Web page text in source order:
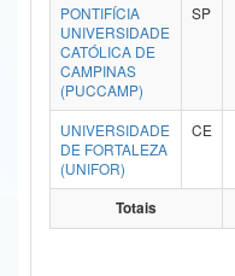
Secretaria-Geral
Secretaria de Governo
Gabinete de Segurança Institucional
Advocacia-Geral da União
Banco Central do Brasil
PONTIFÍCIA
UNIVERSIDADE
CATÓLICA DE
CAMPINAS
(PUCCAMP)
SP
UNIVERSIDADE
DE FORTALEZA
(UNIFOR)
CE
Totais